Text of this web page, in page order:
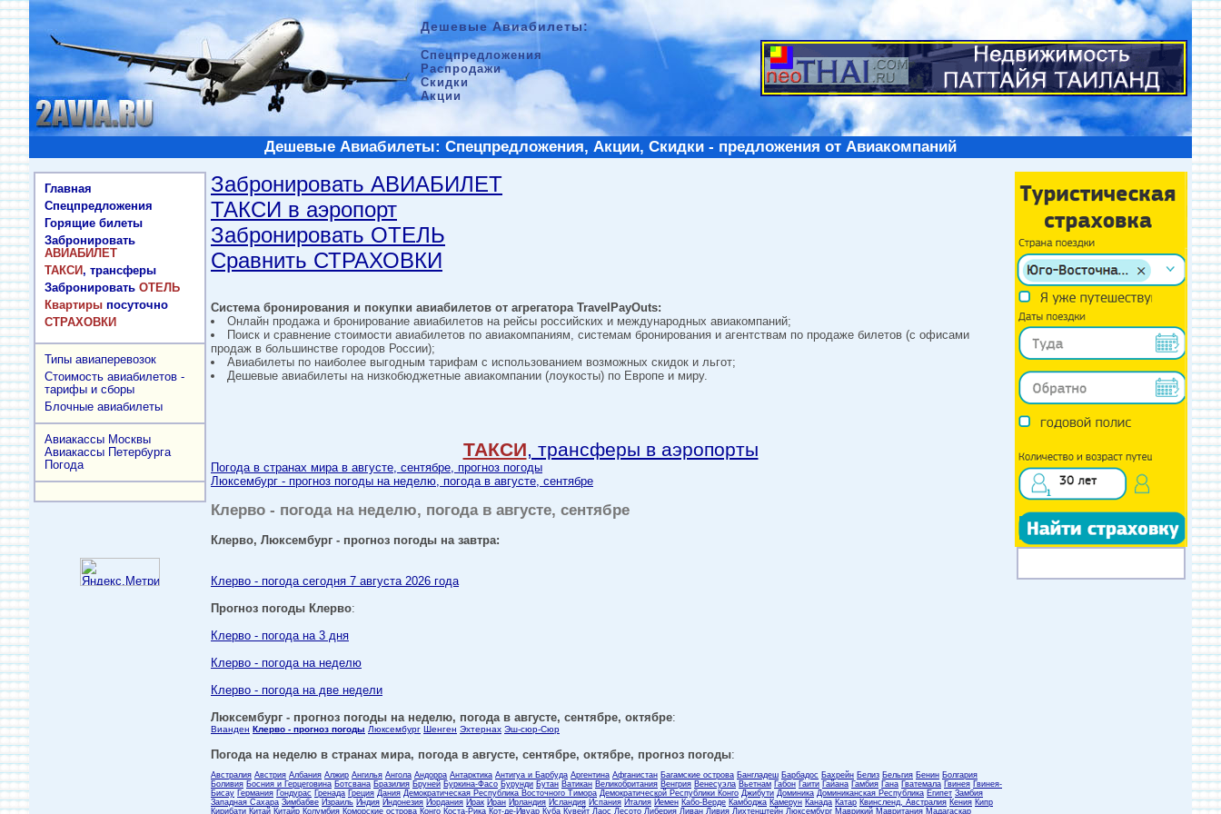
Дешевые Авиабилеты:
Спецпредложения
Распродажи
Скидки
Акции
Дешевые Авиабилеты: Спецпредложения, Акции, Скидки - предложения от Авиакомпаний
Главная
Спецпредложения
Горящие билеты
Забронировать
АВИАБИЛЕТ
ТАКСИ, трансферы
Забронировать ОТЕЛЬ
Квартиры посуточно
СТРАХОВКИ
Типы авиаперевозок
Стоимость авиабилетов -
тарифы и сборы
Блочные авиабилеты
Авиакассы Москвы
Авиакассы Петербурга
Погода
Забронировать АВИАБИЛЕТ
ТАКСИ в аэропорт
Забронировать ОТЕЛЬ
Сравнить СТРАХОВКИ
Система бронирования и покупки авиабилетов от агрегатора TravelPayOuts:
Онлайн продажа и бронирование авиабилетов на рейсы российских и международных авиакомпаний;
Поиск и сравнение стоимости авиабилетов по авиакомпаниям, системам бронирования и агентствам по продаже билетов (с офисами
продаж в большинстве городов России);
Авиабилеты по наиболее выгодным тарифам с использованием возможных скидок и льгот;
Дешевые авиабилеты на низкобюджетные авиакомпании (лоукосты) по Европе и миру.
ТАКСИ, трансферы в аэропорты
Погода в странах мира в августе, сентябре, прогноз погоды
Люксембург - прогноз погоды на неделю, погода в августе, сентябре
Клерво - погода на неделю, погода в августе, сентябре
Клерво, Люксембург - прогноз погоды на завтра:
Клерво - погода сегодня 7 августа 2026 года
Прогноз погоды Клерво:
Клерво - погода на 3 дня
Клерво - погода на неделю
Клерво - погода на две недели
Люксембург - прогноз погоды на неделю, погода в августе, сентябре, октябре:
Вианден Клерво - прогноз погоды Люксембург Шенген Эхтернах Эш-сюр-Сюр
Погода на неделю в странах мира, погода в августе, сентябре, октябре, прогноз погоды:
Австралия Австрия Албания Алжир Ангилья Ангола Андорра Антарктика Антигуа и Барбуда Аргентина Афганистан Багамские острова Бангладеш Барбадос Бахрейн Белиз Бельгия Бенин Болгария
Боливия Босния и Герцеговина Ботсвана Бразилия Бруней Буркина-Фасо Бурунди Бутан Ватикан Великобритания Венгрия Венесуэла Вьетнам Габон Гаити Гайана Гамбия Гана Гватемала Гвинея Гвинея-
Бисау Германия Гондурас Гренада Греция Дания Демократическая Республика Восточного Тимора Демократической Республики Конго Джибути Доминика Доминиканская Республика Египет Замбия
Западная Сахара Зимбабве Израиль Индия Индонезия Иордания Ирак Иран Ирландия Исландия Испания Италия Йемен Кабо-Верде Камбоджа Камерун Канада Катар Квинсленд, Австралия Кения Кипр
Кирибати Китай Китайр Колумбия Коморские острова Конго Коста-Рика Кот-де-Ивуар Куба Кувейт Лаос Лесото Либерия Ливан Ливия Лихтенштейн Люксембург Маврикий Мавритания Мадагаскар